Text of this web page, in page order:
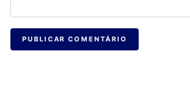
PUBLICAR COMENTÁRIO